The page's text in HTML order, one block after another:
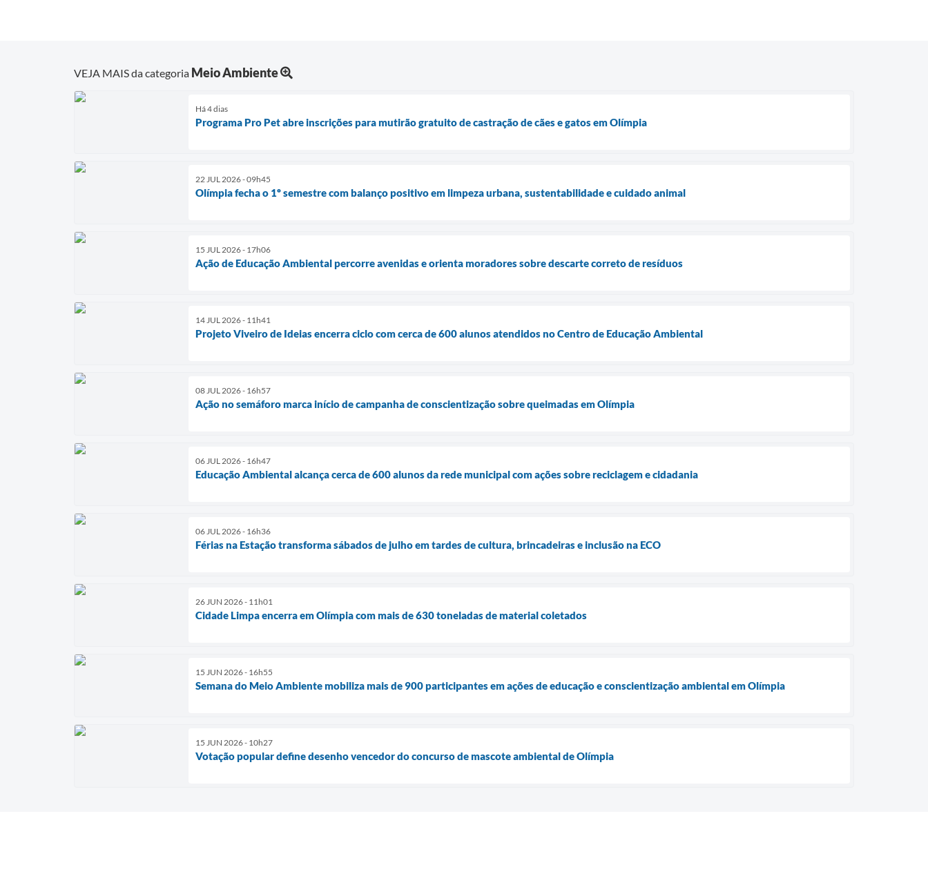
VEJA MAIS da categoria Meio Ambiente
Há 4 dias
Programa Pro Pet abre inscrições para mutirão gratuito de castração de cães e gatos em Olímpia
22 JUL 2026 - 09h45
Olímpia fecha o 1º semestre com balanço positivo em limpeza urbana, sustentabilidade e cuidado animal
15 JUL 2026 - 17h06
Ação de Educação Ambiental percorre avenidas e orienta moradores sobre descarte correto de resíduos
14 JUL 2026 - 11h41
Projeto Viveiro de Ideias encerra ciclo com cerca de 600 alunos atendidos no Centro de Educação Ambiental
08 JUL 2026 - 16h57
Ação no semáforo marca início de campanha de conscientização sobre queimadas em Olímpia
06 JUL 2026 - 16h47
Educação Ambiental alcança cerca de 600 alunos da rede municipal com ações sobre reciclagem e cidadania
06 JUL 2026 - 16h36
Férias na Estação transforma sábados de julho em tardes de cultura, brincadeiras e inclusão na ECO
26 JUN 2026 - 11h01
Cidade Limpa encerra em Olímpia com mais de 630 toneladas de material coletados
15 JUN 2026 - 16h55
Semana do Meio Ambiente mobiliza mais de 900 participantes em ações de educação e conscientização ambiental em Olímpia
15 JUN 2026 - 10h27
Votação popular define desenho vencedor do concurso de mascote ambiental de Olímpia